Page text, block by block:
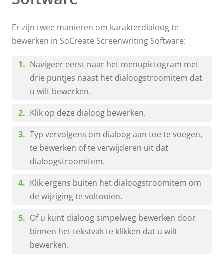
Er zijn twee manieren om karakterdialoog te
bewerken in SoCreate Screenwriting Software:
Navigeer eerst naar het menupictogram met
drie puntjes naast het dialoogstroomitem dat
u wilt bewerken.
Klik op deze dialoog bewerken.
Typ vervolgens om dialoog aan toe te voegen,
te bewerken of te verwijderen uit dat
dialoogstroomitem.
Klik ergens buiten het dialoogstroomitem om
de wijziging te voltooien.
Of u kunt dialoog simpelweg bewerken door
binnen het tekstvak te klikken dat u wilt
bewerken.